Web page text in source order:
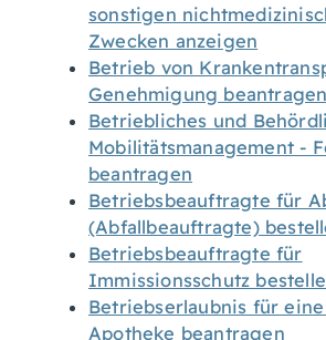
sonstigen
Zwecken anzeigen
Betrieb von
Genehmigung beantragen
Betriebliches und
Mobilitätsmanagement -
beantragen
Betriebsbeauftragte für
(Abfallbeauftragte)
Betriebsbeauftragte für
Immissionsschutz
Betriebserlaubnis für
Apotheke beantragen